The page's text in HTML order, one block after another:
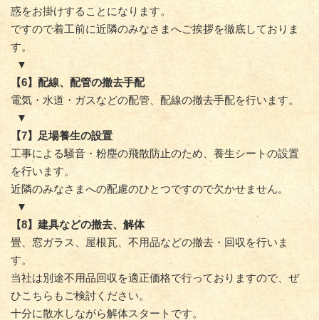
惑をお掛けすることになります。
ですので着工前に近隣のみなさまへご挨拶を徹底しておりま
す。
▼
【6】配線、配管の撤去手配
電気・水道・ガスなどの配管、配線の撤去手配を行います。
▼
【7】足場養生の設置
工事による騒音・粉塵の飛散防止のため、養生シートの設置
を行います。
近隣のみなさまへの配慮のひとつですので欠かせません。
▼
【8】建具などの撤去、解体
畳、窓ガラス、屋根瓦、不用品などの撤去・回収を行いま
す。
当社は別途不用品回収を適正価格で行っておりますので、ぜ
ひこちらもご検討ください。
十分に散水しながら解体スタートです。